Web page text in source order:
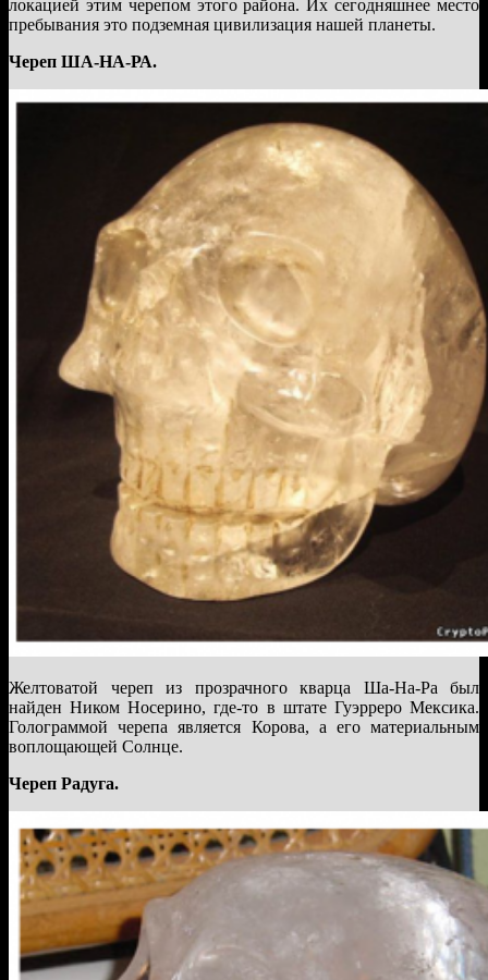
локацией этим черепом этого района. Их сегодняшнее место
пребывания это подземная цивилизация нашей планеты.
Череп ША-НА-РА.
Желтоватой череп из прозрачного кварца Ша-На-Ра был
найден Ником Носерино, где-то в штате Гуэрреро Мексика.
Голограммой черепа является Корова, а его материальным
воплощающей Солнце.
Череп Радуга.